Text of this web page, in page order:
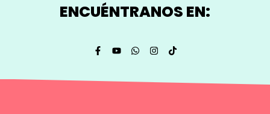
ENCUÉNTRANOS EN: